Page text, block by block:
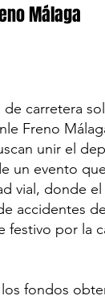
Málaga
carretera
Freno
unir el
un evento
vial, donde
accidentes
festivo por la
fondos